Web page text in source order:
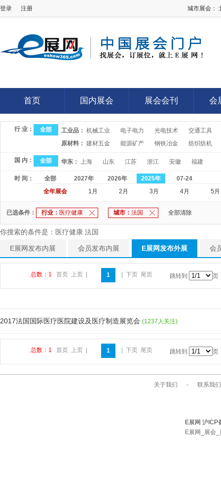
登录 注册 城市展会：
首页
首页
国内展会
国内展会
展会会刊
展会会刊
会
会
行 业： 全部 工业品： 机械工业 电子电力 光电技术
交通工具
原材料： 建材五金 能源矿产 钢铁冶金 纺织纺机
国 内： 全部 华东： 上海 山东 江苏 浙江 安徽 福建
时 间： 全部 2027年 2026年 2025年
07-24
全年展会
1月 2月 3月 4月 5月
已选条件： 行业： 医疗健康 城市： 法国 全部清除
你搜索的条件是：医疗健康 法国
E展网发布内展 会员发布内展 E展网发布外展 会
总数：1 首页 上页 1 下页 尾页 跳转到 页
2017法国国际医疗医院建设及医疗制造展览会 (1237人关注)
总数：1 首页 上页 1 下页 尾页 跳转到 页
关于我们 - 联系我们
E展网 沪
E展网_展会